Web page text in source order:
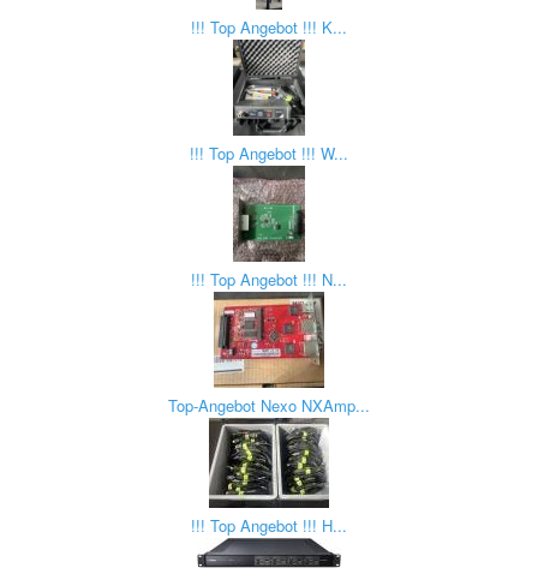
!!! Top Angebot !!! K...
!!! Top Angebot !!! W...
!!! Top Angebot !!! N...
Top-Angebot Nexo NXAmp...
!!! Top Angebot !!! H...